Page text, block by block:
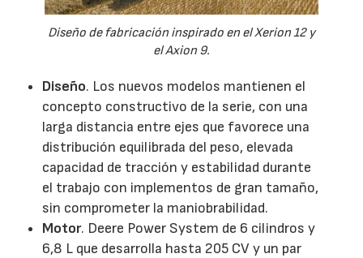
Diseño de fabricación inspirado en el Xerion 12 y
el Axion 9.
Diseño. Los nuevos modelos mantienen el
concepto constructivo de la serie, con una
larga distancia entre ejes que favorece una
distribución equilibrada del peso, elevada
capacidad de tracción y estabilidad durante
el trabajo con implementos de gran tamaño,
sin comprometer la maniobrabilidad.
Motor. Deere Power System de 6 cilindros y
6,8 L que desarrolla hasta 205 CV y un par